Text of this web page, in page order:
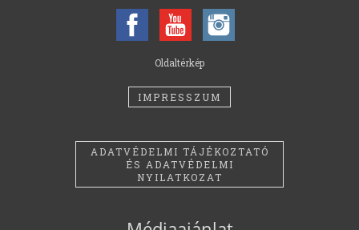
Oldaltérkép
IMPRESSZUM
ADATVÉDELMI TÁJÉKOZTATÓ
ÉS ADATVÉDELMI
NYILATKOZAT